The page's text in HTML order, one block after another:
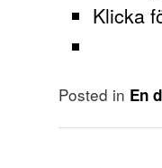
Klicka
Posted in En